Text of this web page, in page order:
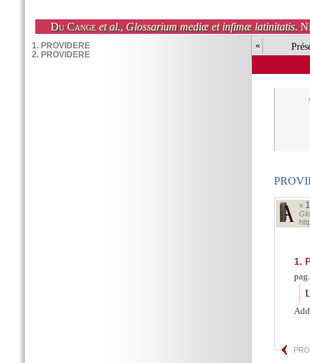
Du Cange et al., Glossarium mediæ et infimæ latinitatis.
«
«
1.